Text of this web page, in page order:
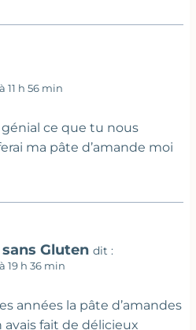
11 h 56 min
génial ce que tu nous
ma pâte d’amande moi
Gluten dit :
19 h 36 min
années la pâte d’amandes
avais fait de délicieux